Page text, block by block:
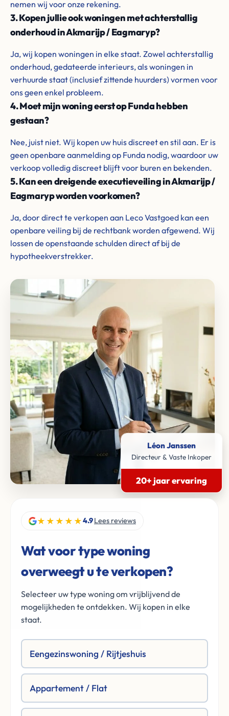
nemen wij voor onze rekening.
3. Kopen jullie ook woningen met achterstallig
onderhoud in Akmarijp / Eagmaryp?
Ja, wij kopen woningen in elke staat. Zowel achterstallig
onderhoud, gedateerde interieurs, als woningen in
verhuurde staat (inclusief zittende huurders) vormen voor
ons geen enkel probleem.
4. Moet mijn woning eerst op Funda hebben
gestaan?
Nee, juist niet. Wij kopen uw huis discreet en stil aan. Er is
geen openbare aanmelding op Funda nodig, waardoor uw
verkoop volledig discreet blijft voor buren en bekenden.
5. Kan een dreigende executieveiling in Akmarijp /
Eagmaryp worden voorkomen?
Ja, door direct te verkopen aan Leco Vastgoed kan een
openbare veiling bij de rechtbank worden afgewend. Wij
lossen de openstaande schulden direct af bij de
hypotheekverstrekker.
Léon Janssen
Directeur & Vaste Inkoper
20+ jaar ervaring
★★★★★4.9Lees reviews
Wat voor type woning
overweegt u te verkopen?
Selecteer uw type woning om vrijblijvend de
mogelijkheden te ontdekken. Wij kopen in elke
staat.
Eengezinswoning / Rijtjeshuis
Appartement / Flat